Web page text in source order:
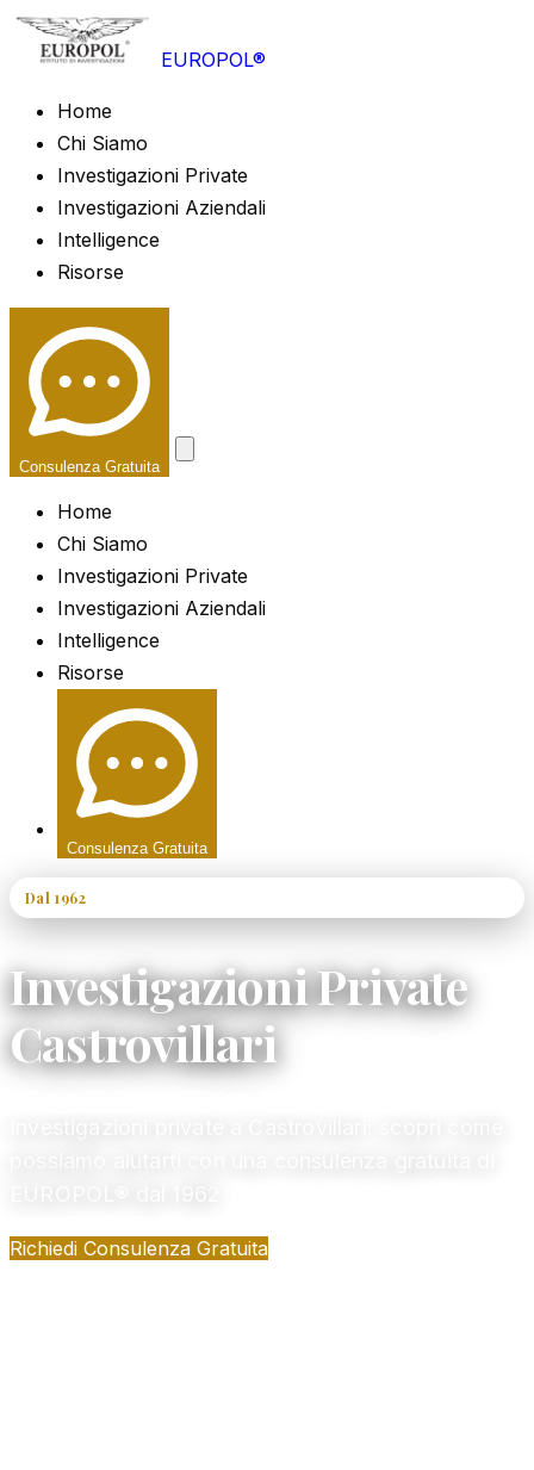
EUROPOL®
Home
Chi Siamo
Investigazioni Private
Investigazioni Aziendali
Intelligence
Risorse
Consulenza Gratuita
Home
Chi Siamo
Investigazioni Private
Investigazioni Aziendali
Intelligence
Risorse
Consulenza Gratuita
Dal 1962
Investigazioni Private
Castrovillari
Richiedi Consulenza Gratuita